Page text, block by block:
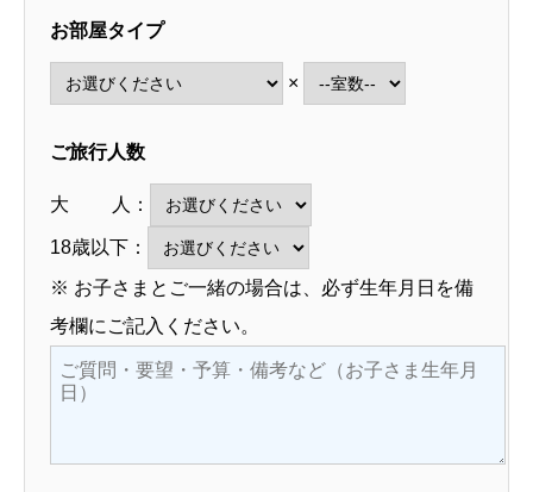
お部屋タイプ
×
ご旅行人数
大 人：
18歳以下：
※ お子さまとご一緒の場合は、必ず生年月日を備
考欄にご記入ください。